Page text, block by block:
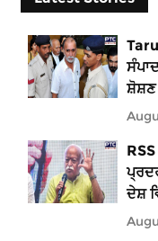
ਸ਼ੋਸ਼ਣ
ਦੇਸ਼